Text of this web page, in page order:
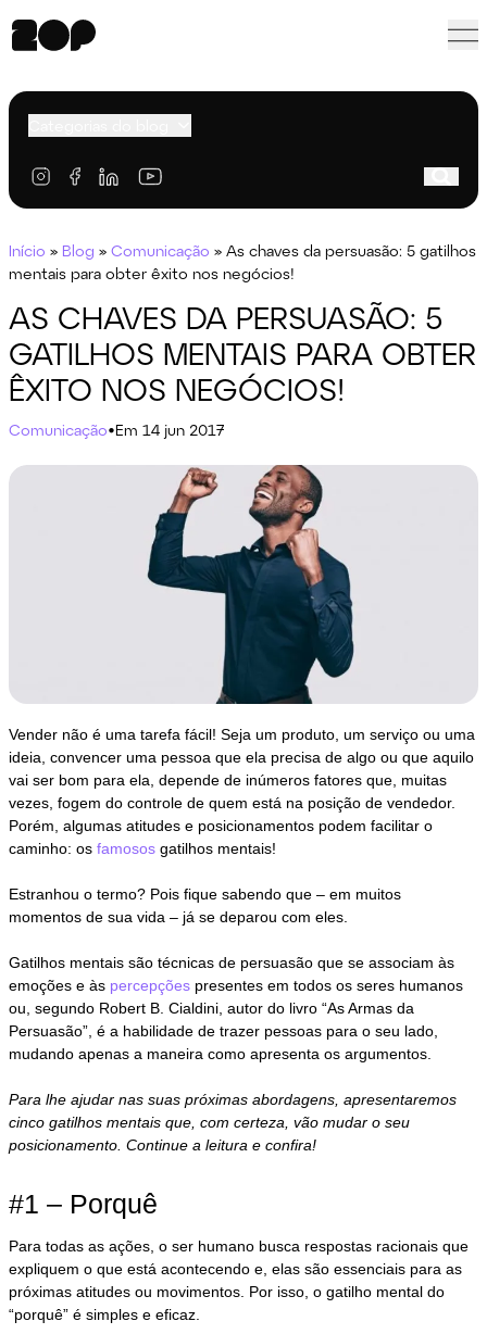
Início » Blog »Comunicação »As chaves da persuasão: 5 gatilhos
mentais para obter êxito nos negócios!
AS CHAVES DA PERSUASÃO: 5
GATILHOS MENTAIS PARA OBTER
ÊXITO NOS NEGÓCIOS!
Comunicação•Em 14 jun 2017
Vender não é uma tarefa fácil! Seja um produto, um serviço ou uma
ideia, convencer uma pessoa que ela precisa de algo ou que aquilo
vai ser bom para ela, depende de inúmeros fatores que, muitas
vezes, fogem do controle de quem está na posição de vendedor.
Porém, algumas atitudes e posicionamentos podem facilitar o
caminho: osfamosos gatilhos mentais!
Estranhou o termo? Pois fique sabendo que – em muitos
momentos de sua vida – já se deparou com eles.
Gatilhos mentais são técnicas de persuasão que se associam às
emoções e às percepções presentes em todos os seres humanos
ou, segundo Robert B. Cialdini, autor do livro “As Armas da
Persuasão”, é a habilidade de trazer pessoas para o seu lado,
mudando apenas a maneira como apresenta os argumentos.
Para lhe ajudar nas suas próximas abordagens, apresentaremos
cinco gatilhos mentais que, com certeza, vão mudar o seu
posicionamento. Continue a leitura e confira!
#1 – Porquê
Para todas as ações, o ser humano busca respostas racionais que
expliquem o que está acontecendo e, elas são essenciais para as
próximas atitudes ou movimentos. Por isso, o gatilho mental do
“porquê” é simples e eficaz.